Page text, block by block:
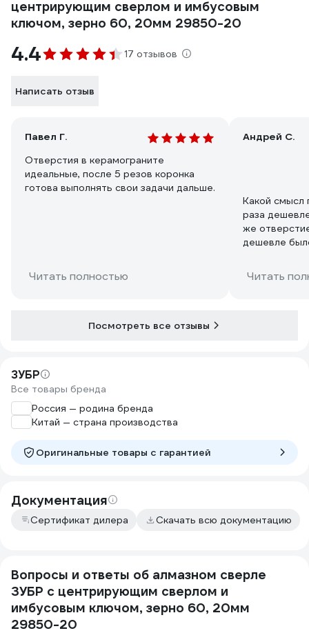
центрирующим сверлом и имбусовым
ключом, зерно 60, 20мм 29850-20
4.4 17 отзывов
Написать отзыв
Павел Г.
Отверстия в керамограните
идеальные, после 5 резов коронка
готова выполнять свои задачи дальше.
Читать полностью
Андрей С.
Какой смысл
раза
же
дешевле
Думаю,
Читать
Посмотреть все отзывы
ЗУБР
Все товары бренда
Россия — родина бренда
Китай — страна производства
Оригинальные товары c гарантией
Документация
Сертификат дилера Скачать всю документацию
Вопросы и ответы об алмазном сверле
ЗУБР с центрирующим сверлом и
имбусовым ключом, зерно 60, 20мм
29850-20